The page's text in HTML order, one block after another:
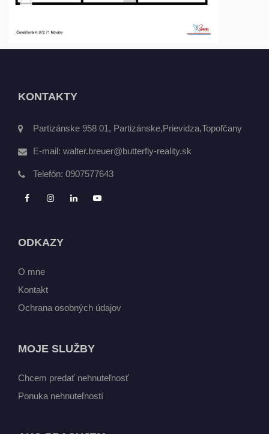
KONTAKTY
Partizánske 958 01, Partizánske,Prievidza,Topoľčany
E-mail: walter.breuer@butterfly-reality.sk
Telefón: 0907577643
ODKAZY
O mne
Kontakt
Ochrana osobných údajov
MOJE SLUŽBY
Chcem predať nehnuteľnosť
Ponuka nehnuteľností